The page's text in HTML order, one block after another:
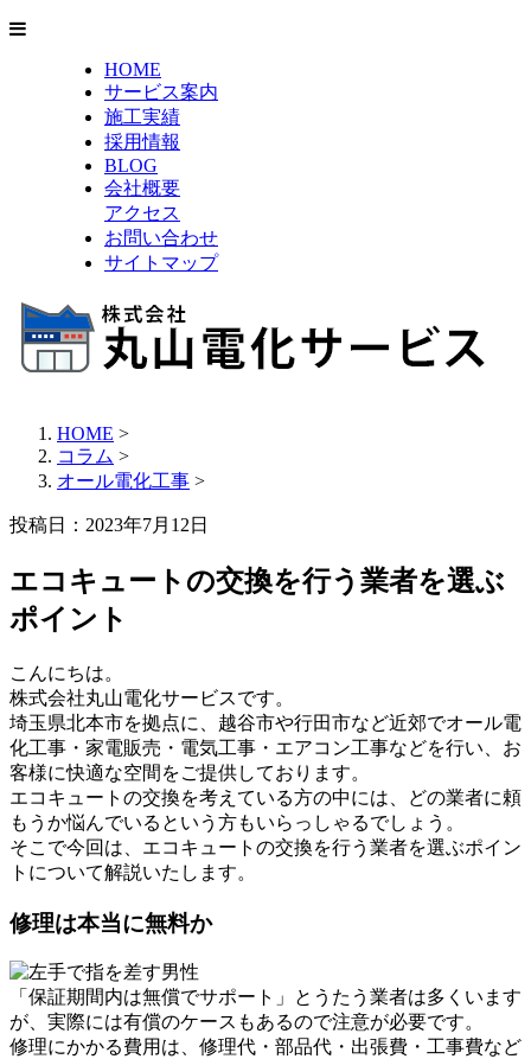
HOME
サービス案内
施工実績
採用情報
BLOG
会社概要
アクセス
お問い合わせ
サイトマップ
HOME >
コラム >
オール電化工事 >
投稿日：2023年7月12日
エコキュートの交換を行う業者を選ぶ
ポイント
こんにちは。
株式会社丸山電化サービスです。
埼玉県北本市を拠点に、越谷市や行田市など近郊でオール電
化工事・家電販売・電気工事・エアコン工事などを行い、お
客様に快適な空間をご提供しております。
エコキュートの交換を考えている方の中には、どの業者に頼
もうか悩んでいるという方もいらっしゃるでしょう。
そこで今回は、エコキュートの交換を行う業者を選ぶポイン
トについて解説いたします。
修理は本当に無料か
「保証期間内は無償でサポート」とうたう業者は多くいます
が、実際には有償のケースもあるので注意が必要です。
修理にかかる費用は、修理代・部品代・出張費・工事費など